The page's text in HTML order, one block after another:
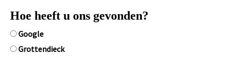
Hoe heeft u ons gevonden?
Google
Grottendieck